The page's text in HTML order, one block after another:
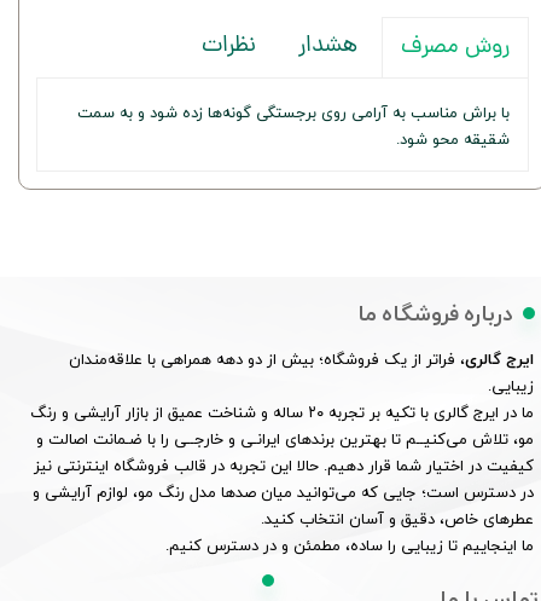
روش مصرف هشدار نظرات
با براش مناسب به آرامی روی برجستگی گونه‌ها زده شود و به سمت
شقیقه محو شود.
درباره فروشگاه ما
ایرج گالری، فراتر از یک فروشگاه؛ بیش از دو دهه همراهی با علاقه‌مندان
زیبایی.
ما در ایرج گالری با تکیه بر تجربه ۲۰ ساله و شناخت عمیق از بازار آرایشی و رنگ
مو، تلاش می‌کنیــم تا بهترین برندهای ایرانـی و خارجــی را با ضـمانت اصالت و
کیفیت در اختیار شما قرار دهیم. حالا این تجربه در قالب فروشگاه اینترنتی نیز
در دسترس است؛ جایی که می‌توانید میان صدها مدل رنگ مو، لوازم آرایشی و
عطرهای خاص، دقیق و آسان انتخاب کنید.
ما اینجاییم تا زیبایی را ساده، مطمئن و در دسترس کنیم.